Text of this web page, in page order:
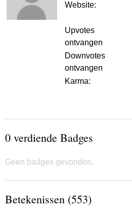
Website:
Upvotes
ontvangen
Downvotes
ontvangen
Karma:
0 verdiende Badges
Geen badges gevonden.
Betekenissen (553)